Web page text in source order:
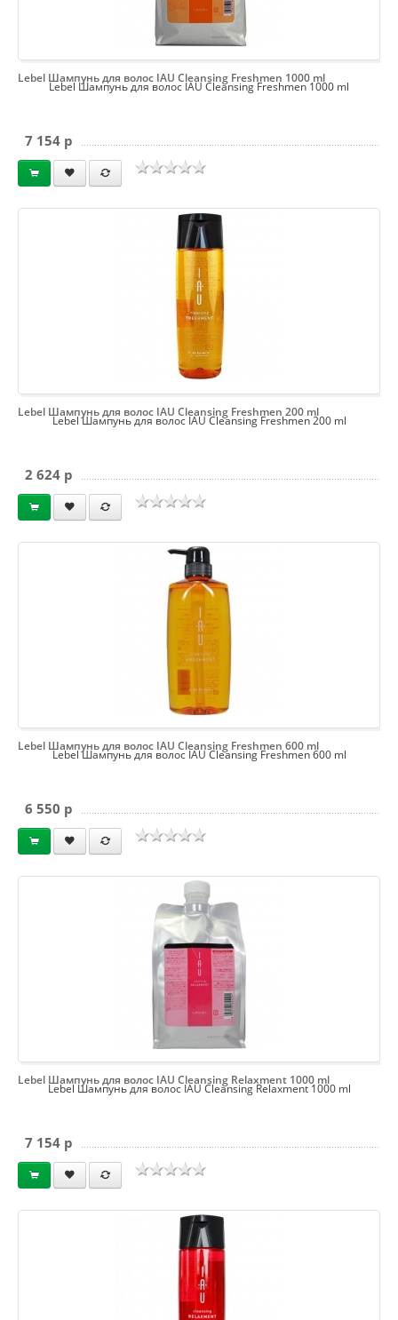
Lebel Шампунь для волос IAU Cleansing Freshmen 1000 ml
Lebel Шампунь для волос IAU Cleansing Freshmen 1000 ml
7 154 p
Lebel Шампунь для волос IAU Cleansing Freshmen 200 ml
Lebel Шампунь для волос IAU Cleansing Freshmen 200 ml
2 624 p
Lebel Шампунь для волос IAU Cleansing Freshmen 600 ml
Lebel Шампунь для волос IAU Cleansing Freshmen 600 ml
6 550 p
Lebel Шампунь для волос IAU Cleansing Relaxment 1000 ml
Lebel Шампунь для волос IAU Cleansing Relaxment 1000 ml
7 154 p